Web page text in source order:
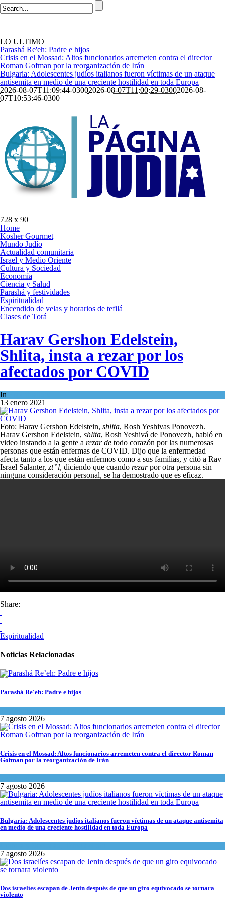
LO ULTIMO
Parashá Re'eh: Padre e hijos
Crisis en el Mossad: Altos funcionarios arremeten contra el director
Roman Gofman por la reorganización de Irán
Bulgaria: Adolescentes judíos italianos fueron víctimas de un ataque
antisemita en medio de una creciente hostilidad en toda Europa
2026-08-07T11:09:44-03002026-08-07T11:00:29-03002026-08-
07T10:53:46-0300
728 x 90
Home
Kosher Gourmet
Mundo Judío
Actualidad comunitaria
Israel y Medio Oriente
Cultura y Sociedad
Economía
Ciencia y Salud
Parashá y festividades
Espiritualidad
Encendido de velas y horarios de tefilá
Clases de Torá
Harav Gershon Edelstein,
Shlita, insta a rezar por los
afectados por COVID
In
13 enero 2021
Foto: Harav Gershon Edelstein, shlita, Rosh Yeshivas Ponovezh.
Harav Gershon Edelstein, shlita, Rosh Yeshivá de Ponovezh, habló en
video instando a la gente a rezar de todo corazón por las numerosas
personas que están enfermas de COVID. Dijo que la enfermedad
afecta tanto a los que están enfermos como a sus familias, y citó a Rav
Israel Salanter, zt”l, diciendo que cuando rezarpor otra persona sin
ninguna consideración personal, se ha demostrado que es eficaz.
Share:
Espiritualidad
Noticias Relacionadas
Parashá Re'eh: Padre e hijos
7 agosto 2026
Crisis en el Mossad: Altos funcionarios arremeten contra el director Roman
Gofman por la reorganización de Irán
7 agosto 2026
Bulgaria: Adolescentes judíos italianos fueron víctimas de un ataque antisemita
en medio de una creciente hostilidad en toda Europa
7 agosto 2026
Dos israelíes escapan de Jenin después de que un giro equivocado se tornara
violento